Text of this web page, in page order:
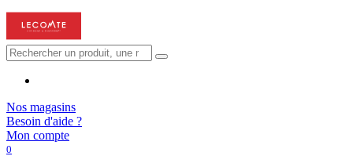
Nos magasins
Besoin d'aide ?
Mon compte
0